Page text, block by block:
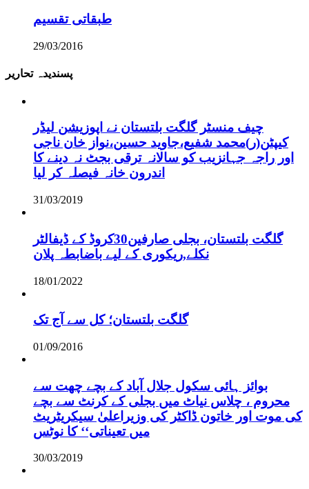
طبقاتی تقسیم
29/03/2016
پسندیدہ تحاریر
چیف منسٹر گلگت بلتستان نے اپوزیشن لیڈر
کیپٹن(ر)محمد شفیع،جاوید حسین،نواز خان ناجی
اور راجہ جہانزیب کو سالانہ ترقی بجٹ نہ دینے کا
اندرون خانہ فیصلہ کر لیا
31/03/2019
گلگت بلتستان، بجلی صارفین30کروڈ کے ڈیفالٹر
نکلے,ریکوری کے لیے باضابطہ پلان
18/01/2022
گلگت بلتستان؛ کل سے آج تک
01/09/2016
بوائز ہائی سکول جلال آباد کے بچے چھت سے
محروم ، چلاس نیاٹ میں بجلی کے کرنٹ سے بچے
کی موت اور خاتون ڈاکٹر کی وزیراعلیٰ سیکریٹریٹ
میں تعیناتی‘‘ کا نوٹس
30/03/2019